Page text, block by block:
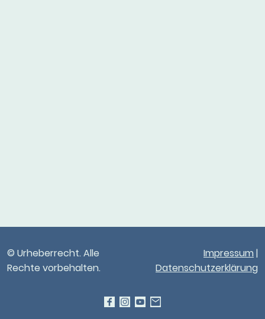
© Urheberrecht. Alle
Rechte vorbehalten.
Impressum |
Datenschutzerklärung